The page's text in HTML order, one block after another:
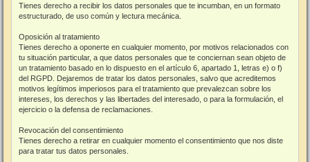
Tienes derecho a recibir los datos personales que te incumban, en un formato
estructurado, de uso común y lectura mecánica.
Oposición al tratamiento
Tienes derecho a oponerte en cualquier momento, por motivos relacionados con
tu situación particular, a que datos personales que te conciernan sean objeto de
un tratamiento basado en lo dispuesto en el artículo 6, apartado 1, letras e) o f)
del RGPD. Dejaremos de tratar los datos personales, salvo que acreditemos
motivos legítimos imperiosos para el tratamiento que prevalezcan sobre los
intereses, los derechos y las libertades del interesado, o para la formulación, el
ejercicio o la defensa de reclamaciones.
Revocación del consentimiento
Tienes derecho a retirar en cualquier momento el consentimiento que nos diste
para tratar tus datos personales.